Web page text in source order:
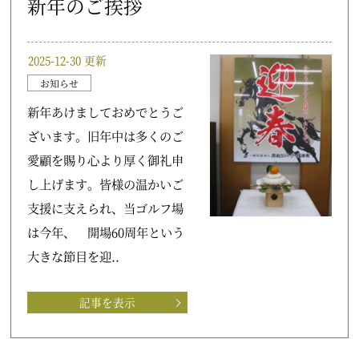
新年のご挨拶
2025-12-30 更新
お知らせ
新年あけましておめでとうご
ざいます。旧年中は多くのご
愛顧を賜り心より厚く御礼申
し上げます。皆様の温かいご
支援に支えられ、当ゴルフ場
は今年、 開場60周年という
大きな節目を迎..
記事を表示